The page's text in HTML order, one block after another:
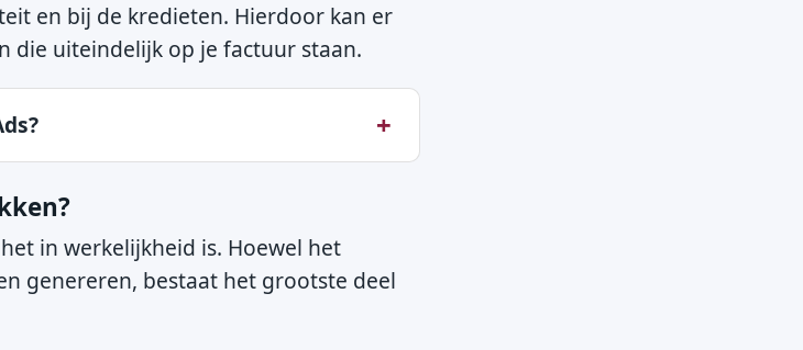
en bij de kredieten. Hierdoor kan er
die uiteindelijk op je factuur staan.
in werkelijkheid is. Hoewel het
genereren, bestaat het grootste deel